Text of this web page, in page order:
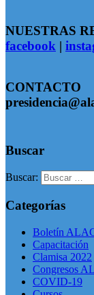
NUESTRAS
facebook |
CONTACTO
Buscar
Buscar:
Categorías
Boletín
Capacitación
Clamisa 2022
Congresos
COVID-19